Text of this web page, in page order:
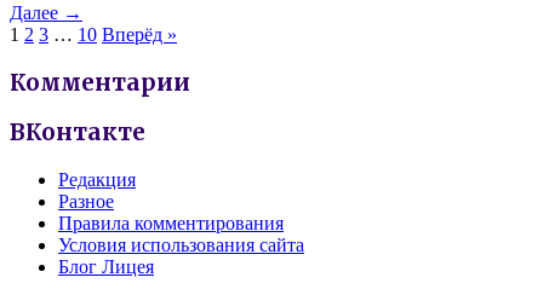
Далее →
1 2 3 … 10 Вперёд »
Комментарии
ВКонтакте
Редакция
Разное
Правила комментирования
Условия использования сайта
Блог Лицея